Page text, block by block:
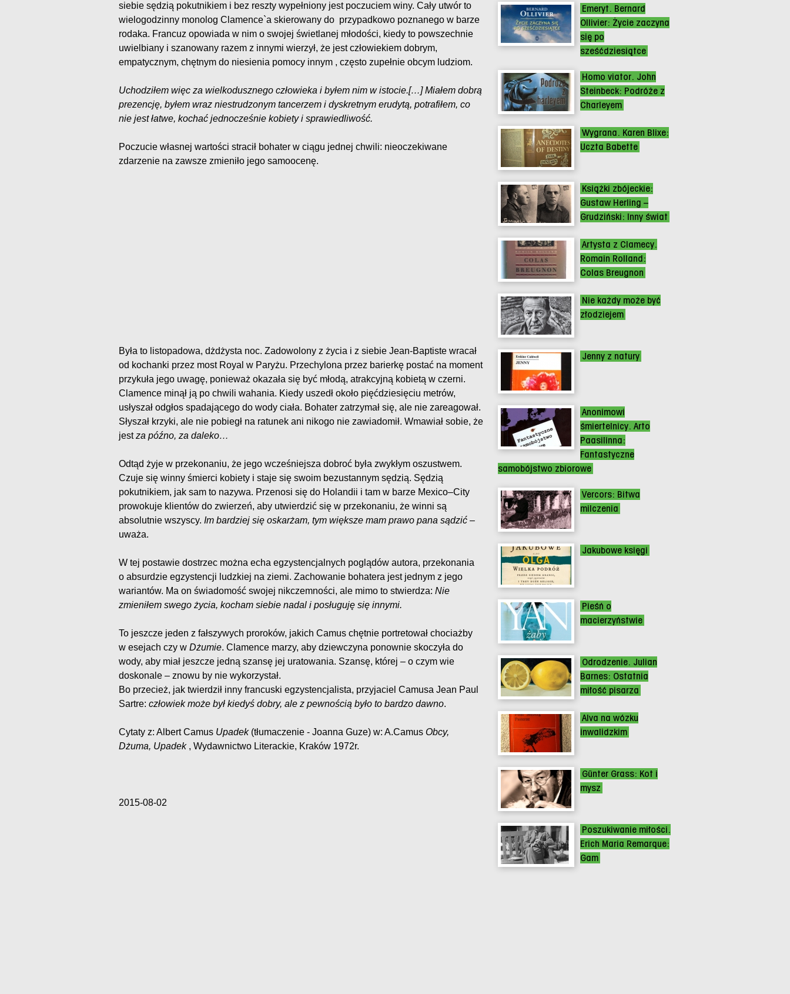
siebie sędzią pokutnikiem i bez reszty wypełniony jest poczuciem winy. Cały utwór to
wielogodzinny monolog Clamence`a skierowany do przypadkowo poznanego w barze
rodaka. Francuz opowiada w nim o swojej świetlanej młodości, kiedy to powszechnie
uwielbiany i szanowany razem z innymi wierzył, że jest człowiekiem dobrym,
empatycznym, chętnym do niesienia pomocy innym , często zupełnie obcym ludziom.
Uchodziłem więc za wielkodusznego człowieka i byłem nim w istocie.[…] Miałem dobrą
prezencję, byłem wraz niestrudzonym tancerzem i dyskretnym erudytą, potrafiłem, co
nie jest łatwe, kochać jednocześnie kobiety i sprawiedliwość.
Poczucie własnej wartości stracił bohater w ciągu jednej chwili: nieoczekiwane
zdarzenie na zawsze zmieniło jego samoocenę.
Była to listopadowa, dżdżysta noc. Zadowolony z życia i z siebie Jean-Baptiste wracał
od kochanki przez most Royal w Paryżu. Przechylona przez barierkę postać na moment
przykuła jego uwagę, ponieważ okazała się być młodą, atrakcyjną kobietą w czerni.
Clamence minął ją po chwili wahania. Kiedy uszedł około pięćdziesięciu metrów,
usłyszał odgłos spadającego do wody ciała. Bohater zatrzymał się, ale nie zareagował.
Słyszał krzyki, ale nie pobiegł na ratunek ani nikogo nie zawiadomił. Wmawiał sobie, że
jestza późno, za daleko…
Odtąd żyje w przekonaniu, że jego wcześniejsza dobroć była zwykłym oszustwem.
Czuje się winny śmierci kobiety i staje się swoim bezustannym sędzią. Sędzią
pokutnikiem, jak sam to nazywa. Przenosi się do Holandii i tam w barze Mexico–City
prowokuje klientów do zwierzeń, aby utwierdzić się w przekonaniu, że winni są
absolutnie wszyscy. Im bardziej się oskarżam, tym większe mam prawo pana sądzić –
uważa.
W tej postawie dostrzec można echa egzystencjalnych poglądów autora, przekonania
o absurdzie egzystencji ludzkiej na ziemi. Zachowanie bohatera jest jednym z jego
wariantów. Ma on świadomość swojej nikczemności, ale mimo to stwierdza: Nie
zmieniłem swego życia, kocham siebie nadal i posługuję się innymi.
To jeszcze jeden z fałszywych proroków, jakich Camus chętnie portretował chociażby
w esejach czy w Dżumie. Clamence marzy, aby dziewczyna ponownie skoczyła do
wody, aby miał jeszcze jedną szansę jej uratowania. Szansę, której – o czym wie
doskonale – znowu by nie wykorzystał.
Bo przecież, jak twierdził inny francuski egzystencjalista, przyjaciel Camusa Jean Paul
Sartre: człowiek może był kiedyś dobry, ale z pewnością było to bardzo dawno.
Cytaty z: Albert Camus Upadek(tłumaczenie - Joanna Guze) w: A.Camus Obcy,
Dżuma, Upadek , Wydawnictwo Literackie, Kraków 1972r.
2015-08-02
Emeryt. Bernard
Ollivier: Życie zaczyna
się po
sześćdziesiątce
Homo viator. John
Steinbeck: Podróże z
Charleyem
Wygrana. Karen Blixe:
Uczta Babette
Książki zbójeckie:
Gustaw Herling –
Grudziński: Inny świat
Artysta z Clamecy.
Romain Rolland:
Colas Breugnon
Nie każdy może być
złodziejem
Jenny z natury
Anonimowi
śmiertelnicy. Arto
Paasilinna:
Fantastyczne
samobójstwo zbiorowe
Vercors: Bitwa
milczenia
Jakubowe księgi
Pieśń o
macierzyństwie
Odrodzenie. Julian
Barnes: Ostatnia
miłość pisarza
Alva na wózku
inwalidzkim
Günter Grass: Kot i
mysz
Poszukiwanie miłości.
Erich Maria Remarque:
Gam